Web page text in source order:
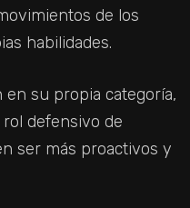
de los
habilidades.
en su propia categoría,
defensivo de
ser más proactivos y